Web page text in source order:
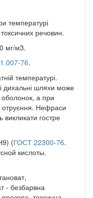
температурі
речовин.
мг/м3.
76.
температурі.
дихальні шляхи може
а при
отруєння. Нефраси
гостре
(ГОСТ 22300-76.
кислоты.
- безбарвна